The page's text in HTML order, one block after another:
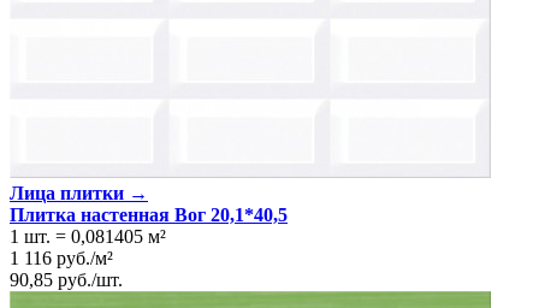
Лица плитки →
Плитка настенная Вог 20,1*40,5
1 шт. = 0,081405 м²
1 116 руб./м²
90,85 руб./шт.